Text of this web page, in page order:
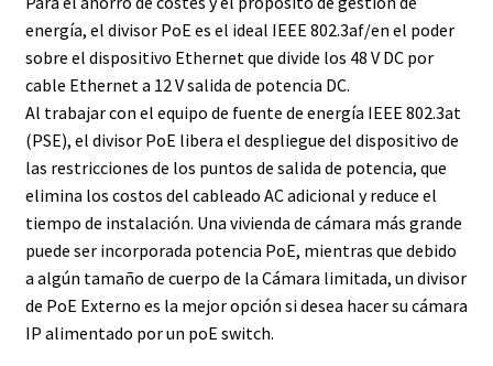
energía, el divisor PoE es el ideal IEEE 802.3af/en el poder
sobre el dispositivo Ethernet que divide los 48 V DC por
cable Ethernet a 12 V salida de potencia DC.
Al trabajar con el equipo de fuente de energía IEEE 802.3at
(PSE), el divisor PoE libera el despliegue del dispositivo de
las restricciones de los puntos de salida de potencia, que
elimina los costos del cableado AC adicional y reduce el
tiempo de instalación. Una vivienda de cámara más grande
puede ser incorporada potencia PoE, mientras que debido
a algún tamaño de cuerpo de la Cámara limitada, un divisor
de PoE Externo es la mejor opción si desea hacer su cámara
IP alimentado por un poE switch.